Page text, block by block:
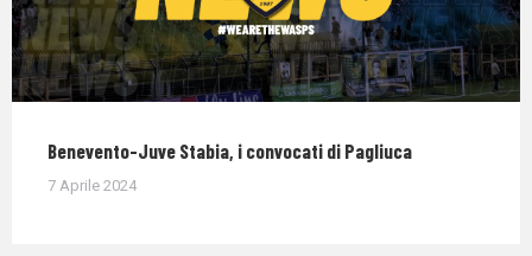
Benevento-Juve Stabia, i convocati di Pagliuca
7 Aprile 2024